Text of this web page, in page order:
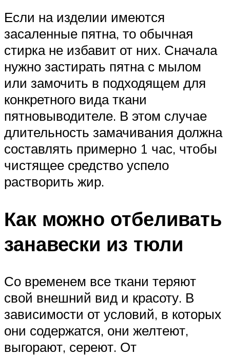
Если на изделии имеются
засаленные пятна, то обычная
стирка не избавит от них. Сначала
нужно застирать пятна с мылом
или замочить в подходящем для
конкретного вида ткани
пятновыводителе. В этом случае
длительность замачивания должна
составлять примерно 1 час, чтобы
чистящее средство успело
растворить жир.
Как можно отбеливать
занавески из тюли
Со временем все ткани теряют
свой внешний вид и красоту. В
зависимости от условий, в которых
они содержатся, они желтеют,
выгорают, сереют. От